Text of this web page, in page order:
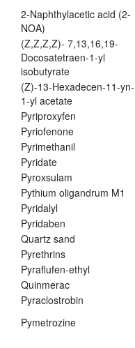
2-Naphthylacetic acid (2-
NOA)
(Z,Z,Z,Z)- 7,13,16,19-
Docosatetraen-1-yl
isobutyrate
(Z)-13-Hexadecen-11-yn-
1-yl acetate
Pyriproxyfen
Pyriofenone
Pyrimethanil
Pyridate
Pyroxsulam
Pythium oligandrum M1
Pyridalyl
Pyridaben
Quartz sand
Pyrethrins
Pyraflufen-ethyl
Quinmerac
Pyraclostrobin
Pymetrozine